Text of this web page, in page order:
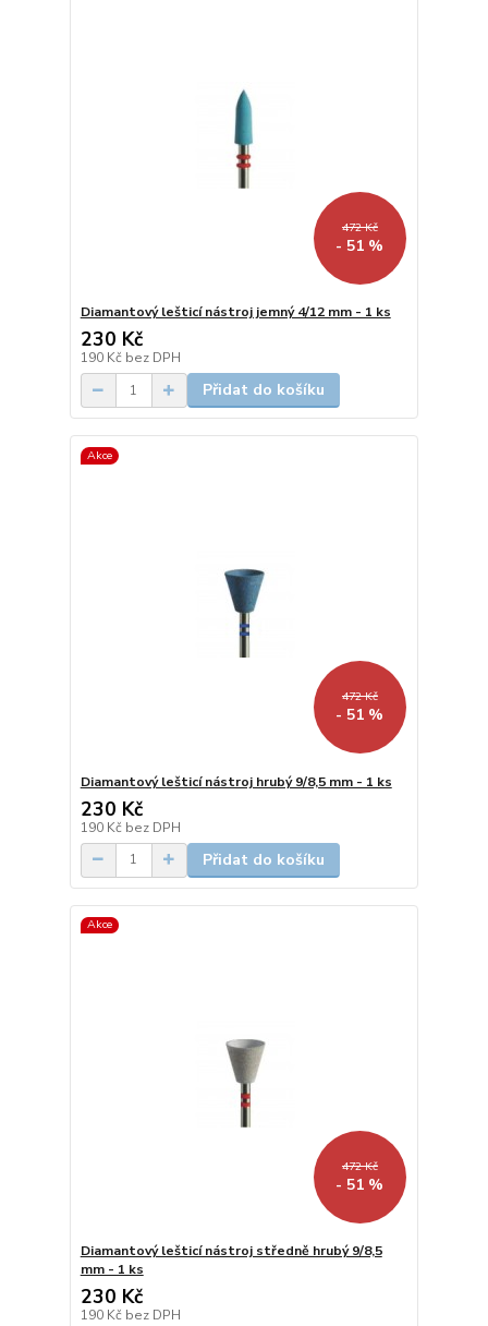
472 Kč
- 51 %
Diamantový lešticí nástroj jemný 4/12 mm - 1 ks
230 Kč
190 Kč bez DPH
Přidat do košíku
Akce
472 Kč
- 51 %
Diamantový lešticí nástroj hrubý 9/8,5 mm - 1 ks
230 Kč
190 Kč bez DPH
Přidat do košíku
Akce
472 Kč
- 51 %
Diamantový lešticí nástroj středně hrubý 9/8,5
mm - 1 ks
230 Kč
190 Kč bez DPH